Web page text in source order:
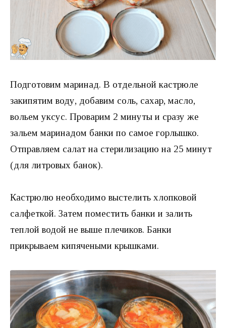
Подготовим маринад. В отдельной кастрюле
закипятим воду, добавим соль, сахар, масло,
вольем уксус. Проварим 2 минуты и сразу же
зальем маринадом банки по самое горлышко.
Отправляем салат на стерилизацию на 25 минут
(для литровых банок).
Кастрюлю необходимо выстелить хлопковой
салфеткой. Затем поместить банки и залить
теплой водой не выше плечиков. Банки
прикрываем кипячеными крышками.